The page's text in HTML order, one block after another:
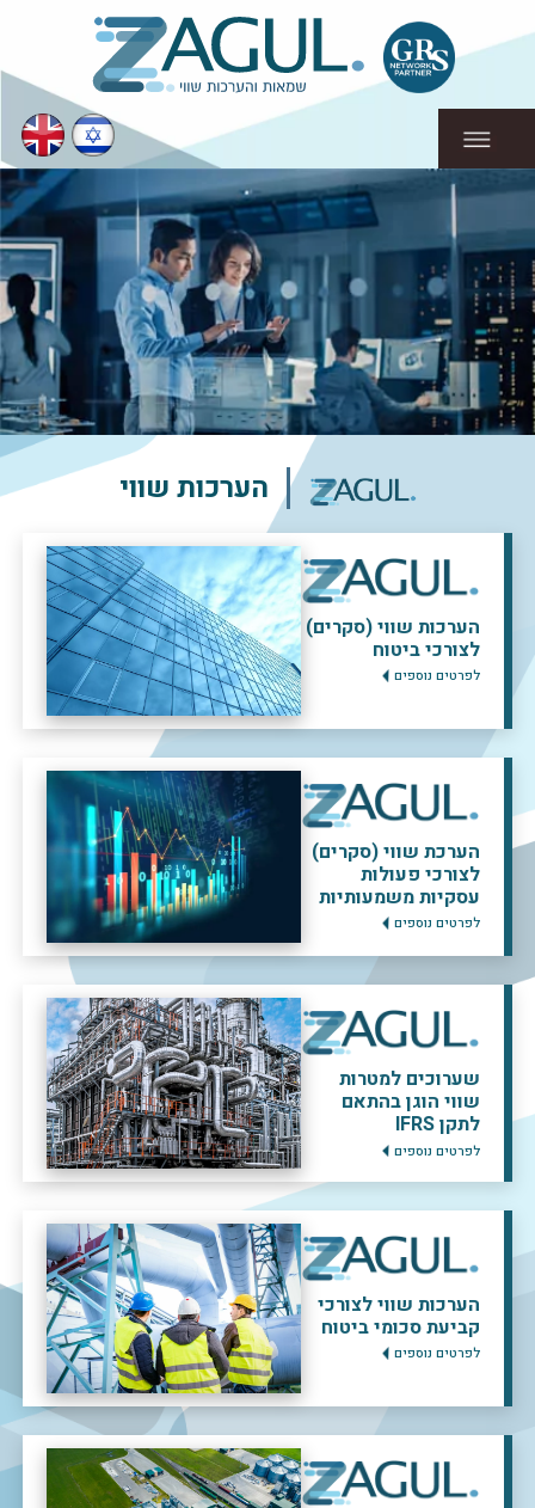
הערכות שווי
הערכות שווי (סקרים)
לצורכי ביטוח
לפרטים נוספים
הערכת שווי (סקרים)
לצורכי פעולות
עסקיות משמעותיות
לפרטים נוספים
שערוכים למטרות
שווי הוגן בהתאם
לתקן IFRS
לפרטים נוספים
הערכות שווי לצורכי
קביעת סכומי ביטוח
לפרטים נוספים